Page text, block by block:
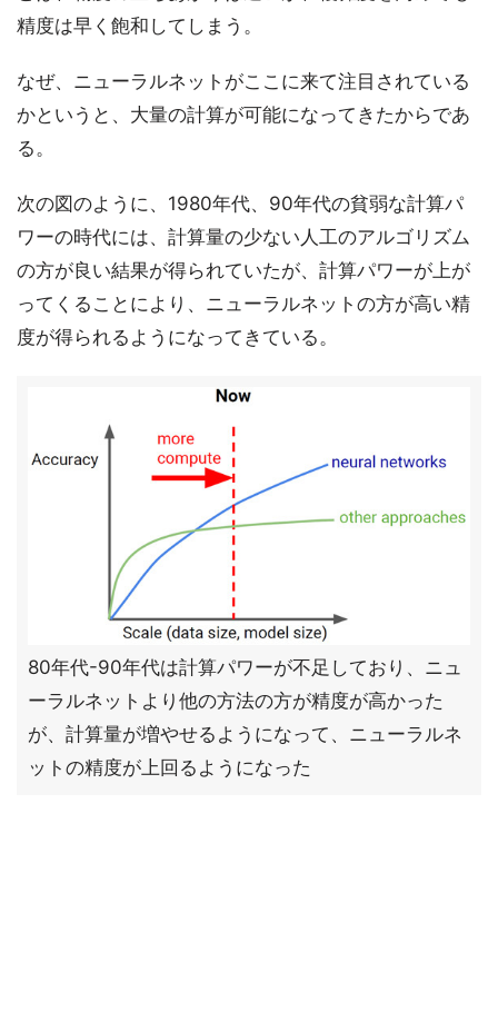
精度は早く飽和してしまう。
なぜ、ニューラルネットがここに来て注目されている
かというと、大量の計算が可能になってきたからであ
る。
次の図のように、1980年代、90年代の貧弱な計算パ
ワーの時代には、計算量の少ない人工のアルゴリズム
の方が良い結果が得られていたが、計算パワーが上が
ってくることにより、ニューラルネットの方が高い精
度が得られるようになってきている。
80年代-90年代は計算パワーが不足しており、ニュ
ーラルネットより他の方法の方が精度が高かった
が、計算量が増やせるようになって、ニューラルネ
ットの精度が上回るようになった